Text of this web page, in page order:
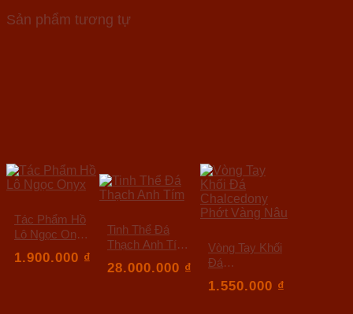
Sản phẩm tương tự
Tác Phẩm Hồ
Lô Ngọc Onyx
23(cm)
1.900.000 ₫
Tinh Thể Đá
Thạch Anh Tím
28 Sâu 26 (cm)
28.000.000 ₫
Vòng Tay Khối
Đá
Phớt Vàng
1.550.000 ₫